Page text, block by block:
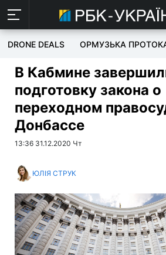
DRONE DEALS ОРМУЗЬКА
В Кабмине
подготовку закона о
переходном
Донбассе
13:36 31.12.2020 Чт
ЮЛІЯ СТРУК